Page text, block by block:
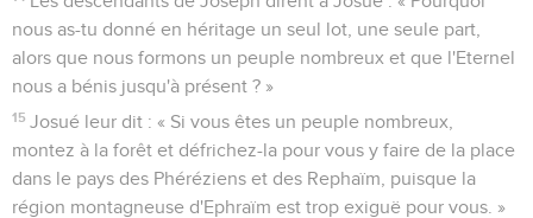
nous as-tu donné en héritage un seul lot, une seule part,
alors que nous formons un peuple nombreux et que l'Eternel
nous a bénis jusqu'à présent ? »
15 Josué leur dit : « Si vous êtes un peuple nombreux,
montez à la forêt et défrichez-la pour vous y faire de la place
dans le pays des Phéréziens et des Rephaïm, puisque la
région montagneuse d'Ephraïm est trop exiguë pour vous. »